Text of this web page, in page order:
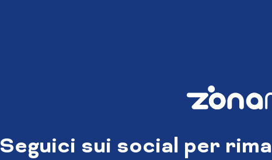
Seguici sui social per